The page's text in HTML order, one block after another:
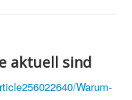
aktuell sind
Warum-